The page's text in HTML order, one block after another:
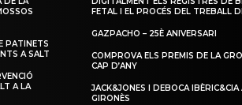
PATINETS
A SALT
A LA
FETAL I EL PROCÉS DEL TREBALL
GAZPACHO – 25È ANIVERSARI
COMPROVA ELS PREMIS DE LA
CAP D’ANY
JACK&JONES I DEBOCA IBÈRIC&CIA
GIRONÈS